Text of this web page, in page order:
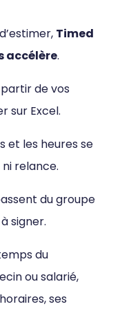
Timed
accélère.
de vos
sur Excel.
et les heures se
ni relance.
du groupe
signer.
du
ou salarié,
ses